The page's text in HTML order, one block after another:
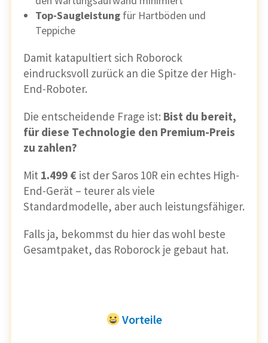
Top-Saugleistung für Hartböden und
Teppiche
Damit katapultiert sich Roborock
eindrucksvoll zurück an die Spitze der High-
End-Roboter.
Die entscheidende Frage ist: Bist du bereit,
für diese Technologie den Premium-Preis
zu zahlen?
Mit 1.499 € ist der Saros 10R ein echtes High-
End-Gerät – teurer als viele
Standardmodelle, aber auch leistungsfähiger.
Falls ja, bekommst du hier das wohl beste
Gesamtpaket, das Roborock je gebaut hat.
Vorteile